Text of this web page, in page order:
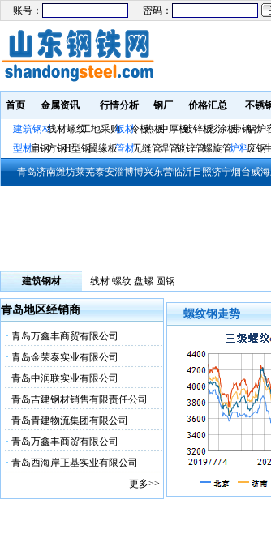
账号： 密码：
首页 金属资讯 行情分析 钢厂 价格汇总 不锈
建筑钢材线材螺纹工地采购板材冷板热板中厚板镀锌板彩涂板带钢锅炉
型材扁钢方钢H型钢翼缘板管材无缝管焊管镀锌管螺旋管炉料废钢
青岛济南潍坊莱芜泰安淄博博兴东营临沂日照济宁烟台威海
建筑钢材 线材 螺纹 盘螺 圆钢
青岛地区经销商
· 青岛万鑫丰商贸有限公司
· 青岛金荣泰实业有限公司
· 青岛中润联实业有限公司
· 青岛吉建钢材销售有限责任公司
· 青岛青建物流集团有限公司
· 青岛万鑫丰商贸有限公司
· 青岛西海岸正基实业有限公司
更多>>
螺纹钢走势